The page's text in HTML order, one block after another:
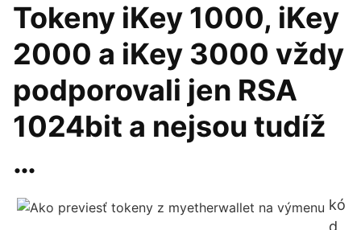
Tokeny iKey 1000, iKey
2000 a iKey 3000 vždy
podporovali jen RSA
1024bit a nejsou tudíž
…
kó
d